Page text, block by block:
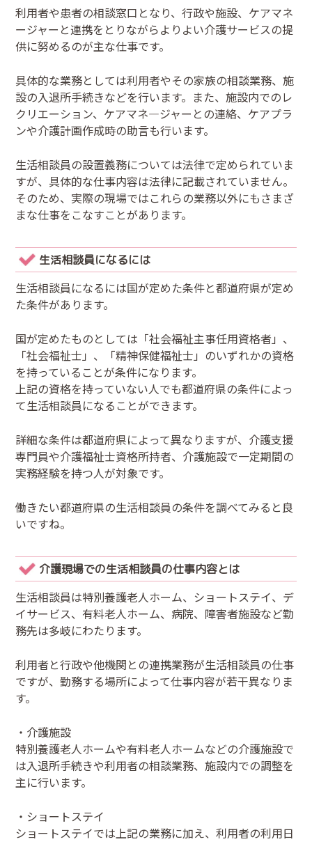
利用者や患者の相談窓口となり、行政や施設、ケアマネ
ージャーと連携をとりながらよりよい介護サービスの提
供に努めるのが主な仕事です。
具体的な業務としては利用者やその家族の相談業務、施
設の入退所手続きなどを行います。また、施設内でのレ
クリエーション、ケアマネ―ジャーとの連絡、ケアプラ
ンや介護計画作成時の助言も行います。
生活相談員の設置義務については法律で定められていま
すが、具体的な仕事内容は法律に記載されていません。
そのため、実際の現場ではこれらの業務以外にもさまざ
まな仕事をこなすことがあります。
生活相談員になるには
生活相談員になるには国が定めた条件と都道府県が定め
た条件があります。
国が定めたものとしては「社会福祉主事任用資格者」、
「社会福祉士」、「精神保健福祉士」のいずれかの資格
を持っていることが条件になります。
上記の資格を持っていない人でも都道府県の条件によっ
て生活相談員になることができます。
詳細な条件は都道府県によって異なりますが、介護支援
専門員や介護福祉士資格所持者、介護施設で一定期間の
実務経験を持つ人が対象です。
働きたい都道府県の生活相談員の条件を調べてみると良
いですね。
介護現場での生活相談員の仕事内容とは
生活相談員は特別養護老人ホーム、ショートステイ、デ
イサービス、有料老人ホーム、病院、障害者施設など勤
務先は多岐にわたります。
利用者と行政や他機関との連携業務が生活相談員の仕事
ですが、勤務する場所によって仕事内容が若干異なりま
す。
・介護施設
特別養護老人ホームや有料老人ホームなどの介護施設で
は入退所手続きや利用者の相談業務、施設内での調整を
主に行います。
・ショートステイ
ショートステイでは上記の業務に加え、利用者の利用日